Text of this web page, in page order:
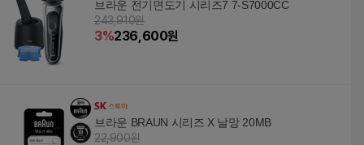
브라운 전기면도기 시리즈7 7-S7000CC
243,910원
3%236,600원
브라운 BRAUN 시리즈 X 날망 20MB
22,900원